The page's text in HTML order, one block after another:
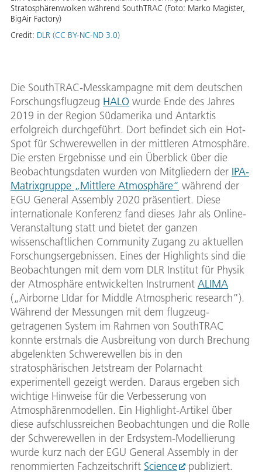
Stratosphärenwolken während SouthTRAC (Foto: Marko Magister,
BigAir Factory)
Credit: DLR (CC BY-NC-ND 3.0)
Die SouthTRAC-Messkampagne mit dem deutschen
Forschungsflugzeug HALO wurde Ende des Jahres
2019 in der Region Südamerika und Antarktis
erfolgreich durchgeführt. Dort befindet sich ein Hot-
Spot für Schwerewellen in der mittleren Atmosphäre.
Die ersten Ergebnisse und ein Überblick über die
Beobachtungsdaten wurden von Mitgliedern der IPA-
Matrixgruppe „Mittlere Atmosphäre“ während der
EGU General Assembly 2020 präsentiert. Diese
internationale Konferenz fand dieses Jahr als Online-
Veranstaltung statt und bietet der ganzen
wissenschaftlichen Community Zugang zu aktuellen
Forschungsergebnissen. Eines der Highlights sind die
Beobachtungen mit dem vom DLR Institut für Physik
der Atmosphäre entwickelten Instrument ALIMA
(„Airborne LIdar for Middle Atmospheric research”).
Während der Messungen mit dem flugzeug-
getragenen System im Rahmen von SouthTRAC
konnte erstmals die Ausbreitung von durch Brechung
abgelenkten Schwerewellen bis in den
stratosphärischen Jetstream der Polarnacht
experimentell gezeigt werden. Daraus ergeben sich
wichtige Hinweise für die Verbesserung von
Atmosphärenmodellen. Ein Highlight-Artikel über
diese aufschlussreichen Beobachtungen und die Rolle
der Schwerewellen in der Erdsystem-Modellierung
wurde kurz nach der EGU General Assembly in der
renommierten Fachzeitschrift Science publiziert.